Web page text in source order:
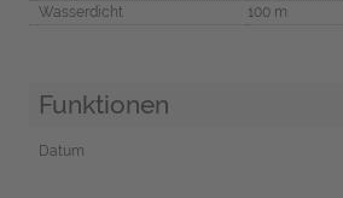
Wasserdicht
100 m
Funktionen
Datum